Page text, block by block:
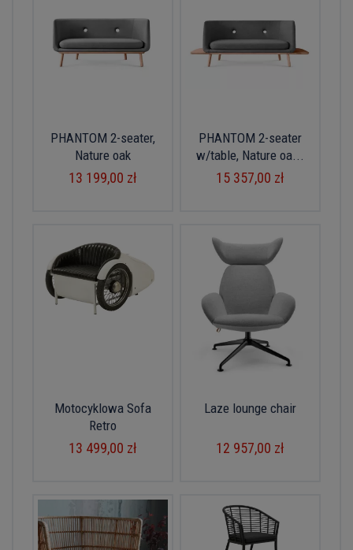
PHANTOM 2-seater,
Nature oak
13 199,00 zł
PHANTOM 2-seater
w/table, Nature oa...
15 357,00 zł
Motocyklowa Sofa
Retro
13 499,00 zł
Laze lounge chair
12 957,00 zł